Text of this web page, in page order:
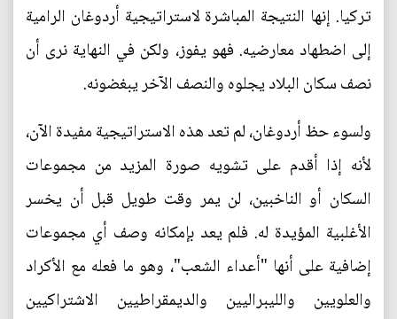
تركيا. إنها النتيجة المباشرة لاستراتيجية أردوغان الرامية
إلى اضطهاد معارضيه. فهو يفوز، ولكن في النهاية نرى أن
نصف سكان البلاد يجلوه والنصف الآخر يبغضونه.
ولسوء حظ أردوغان، لم تعد هذه الاستراتيجية مفيدة الآن،
لأنه إذا أقدم على تشويه صورة المزيد من مجموعات
السكان أو الناخبين، لن يمر وقت طويل قبل أن يخسر
الأغلبية المؤيدة له. فلم يعد بإمكانه وصف أي مجموعات
إضافية على أنها "أعداء الشعب"، وهو ما فعله مع الأكراد
والعلويين والليبراليين والديمقراطيين الاشتراكيين